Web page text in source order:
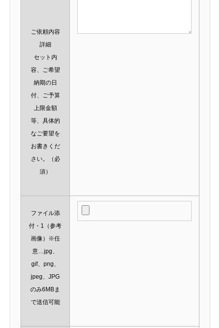
ご依頼内容
詳細
セット内
容、ご希望
納期の日
付、ご予算
上限金額
等、具体的
なご要望を
お書きくだ
さい。
（必
須）
ファイル添
付・1（参考
画像）※任
意…jpg、
gif、png、
jpeg、JPG
のみ6MBま
で送信可能